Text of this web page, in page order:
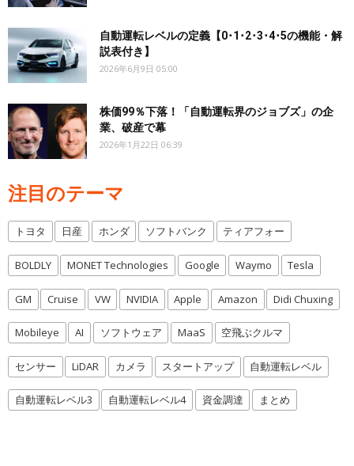
自動運転レベルの定義【0･1･2･3･4･5の機能・解
説表付き】
2026年6月9日 05:00
株価99％下落！「自動運転界のジョブズ」の企
業、破産で幕
2026年1月22日 06:39
注目のテーマ
トヨタ 日産 ホンダ ソフトバンク ティアフォー
BOLDLY MONET Technologies Google Waymo Tesla
GM Cruise VW NVIDIA Apple Amazon Didi Chuxing
Mobileye AI ソフトウェア MaaS 空飛ぶクルマ
センサー LiDAR カメラ スタートアップ 自動運転レベル
自動運転レベル3 自動運転レベル4 資金調達 まとめ